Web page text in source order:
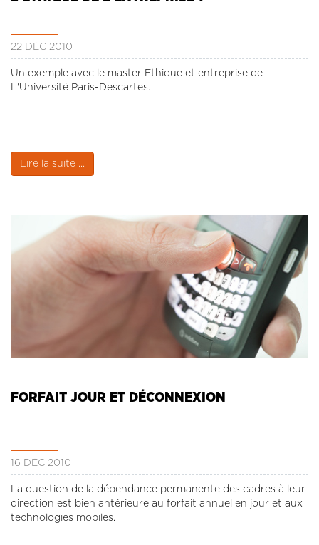
22 DÉC 2010
Un exemple avec le master Ethique et entreprise de
L'Université Paris-Descartes.
Lire la suite ...
FORFAIT JOUR ET DÉCONNEXION
16 DÉC 2010
La question de la dépendance permanente des cadres à leur
direction est bien antérieure au forfait annuel en jour et aux
technologies mobiles.